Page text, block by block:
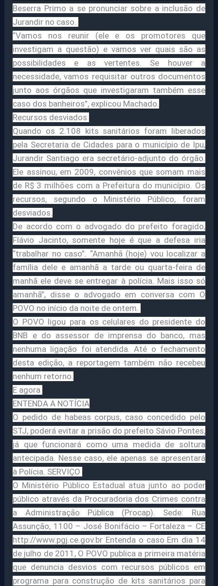
Beserra Primo a se pronunciar sobre a inclusão de
Jurandir no caso.
“Vamos nos reunir (ele e os promotores que
investigam a questão) e vamos ver quais são as
possibilidades e as vertentes. Se houver a
necessidade, vamos requisitar outros documentos
junto aos órgãos que investigaram também esse
caso dos banheiros”, explicou Machado.
Recursos desviados
Quando os 2.108 kits sanitários foram liberados
pela Secretaria de Cidades para o município de Ipu,
Jurandir Santiago era secretário-adjunto do órgão.
Ele assinou, em 2009, convênios que somam mais
de R$ 3 milhões com a Prefeitura do município. Os
recursos, segundo o Ministério Público, foram
desviados.
De acordo com o advogado do prefeito foragido,
Flávio Jacinto, somente hoje é que a defesa iria
“trabalhar no caso”. “Amanhã (hoje) vou localizar a
família dele e amanhã a tarde ou quarta-feira de
manhã ele deve se entregar à polícia. Mais isso só
amanhã”, disse o advogado em conversa com O
POVO no início da noite de ontem.
O POVO ligou para os celulares do presidente do
BNB e do assessor de imprensa do banco, mas
nenhuma ligação foi atendida. Até o fechamento
desta edição, a reportagem também não recebeu
nenhum retorno.
E agora
ENTENDA A NOTÍCIA
O pedido de habeas corpus, caso concedido pelo
STJ, poderá evitar a prisão do prefeito Sávio Pontes,
já que funcionará como uma medida de soltura
antecipada. Nesse caso, ele apenas se apresentará
à Polícia. SERVIÇO
O Ministério Público Estadual atua junto ao poder
público através da Procuradoria dos Crimes contra
a Administração Pública (Procap). Sede: Rua
Assunção, 1100 – José Bonifácio – Fortaleza – CE
http://www.pgj.ce.gov.br Entenda o caso Em dia 14
de julho de 2011, O POVO publica a primeira matéria
que denuncia desvios com recursos públicos em
programa para construção de kits sanitários para